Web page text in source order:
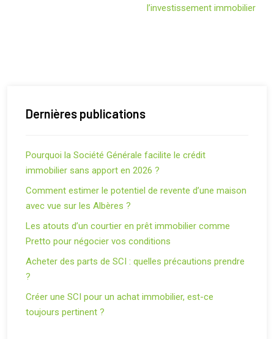
l’investissement immobilier
Dernières publications
Pourquoi la Société Générale facilite le crédit
immobilier sans apport en 2026 ?
Comment estimer le potentiel de revente d’une maison
avec vue sur les Albères ?
Les atouts d’un courtier en prêt immobilier comme
Pretto pour négocier vos conditions
Acheter des parts de SCI : quelles précautions prendre
?
Créer une SCI pour un achat immobilier, est-ce
toujours pertinent ?